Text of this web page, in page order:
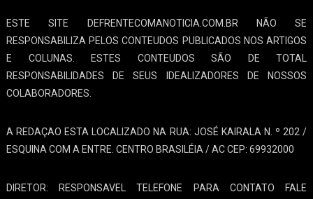
ESTE SITE DEFRENTECOMANOTICIA.COM.BR NÃO SE
RESPONSABILIZA PELOS CONTEUDOS PUBLICADOS NOS ARTIGOS
E COLUNAS. ESTES CONTEUDOS SÃO DE TOTAL
RESPONSABILIDADES DE SEUS IDEALIZADORES DE NOSSOS
COLABORADORES.
A REDAÇAO ESTA LOCALIZADO NA RUA: JOSÉ KAIRALA N. º 202 /
ESQUINA COM A ENTRE. CENTRO BRASILÉIA / AC CEP: 69932000
DIRETOR: RESPONSAVEL TELEFONE PARA CONTATO FALE